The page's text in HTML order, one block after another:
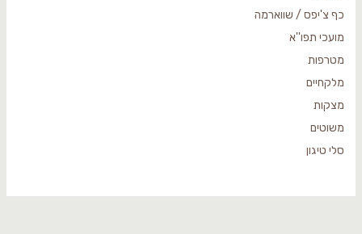
כף צ'יפס / שווארמה
מועכי תפו''א
מטרפות
מלקחיים
מצקות
משוטים
סלי טיגון